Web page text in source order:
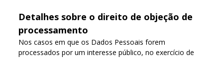
Detalhes sobre o direito de objeção de
processamento
Nos casos em que os Dados Pessoais forem
processados por um interesse público, no exercício de